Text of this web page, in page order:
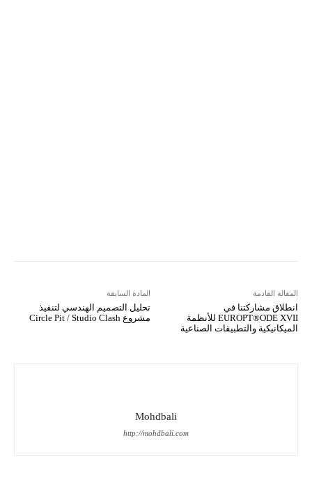
المادة السابقة
تحليل التصميم الهندسي لتنفيذ
مشروع Circle Pit / Studio Clash
المقالة القادمة
انطلاق مشاركتنا في
EUROPT®ODE XVII للأنظمة
الميكانيكية والتطبيقات الصناعية
Mohdbali
http://mohdbali.com